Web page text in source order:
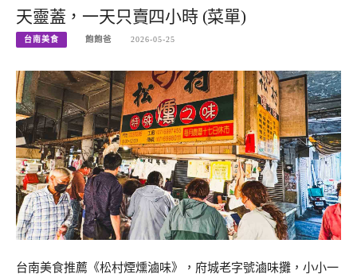
天靈蓋，一天只賣四小時 (菜單)
台南美食 飽飽爸 2026-05-25
台南美食推薦《松村煙燻滷味》，府城老字號滷味攤，小小一